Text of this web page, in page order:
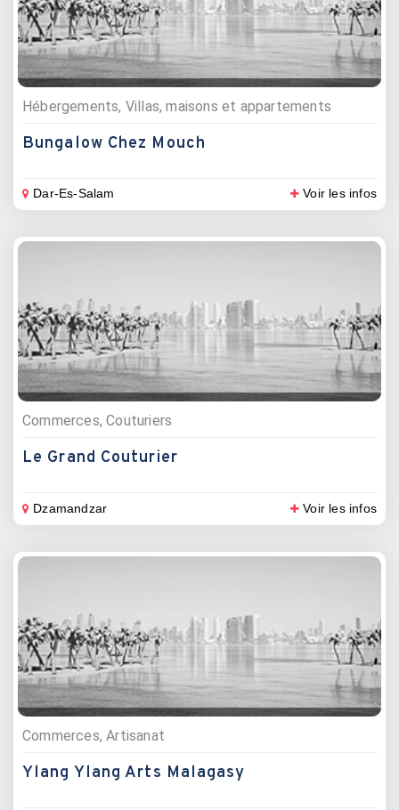
Hébergements, Villas, maisons et appartements
Bungalow Chez Mouch
Dar-Es-Salam Voir les infos
Commerces, Couturiers
Le Grand Couturier
Dzamandzar Voir les infos
Commerces, Artisanat
Ylang Ylang Arts Malagasy